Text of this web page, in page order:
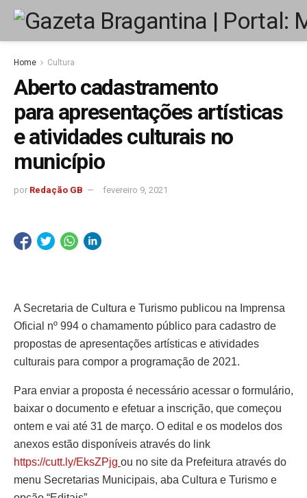
Home Cultura
Aberto cadastramento
para apresentações artísticas
e atividades culturais no
município
por Redação GB fevereiro 9, 2021
A Secretaria de Cultura e Turismo publicou na Imprensa
Oficial nº 994 o chamamento público para cadastro de
propostas de apresentações artísticas e atividades
culturais para compor a programação de 2021.
Para enviar a proposta é necessário acessar o formulário,
baixar o documento e efetuar a inscrição, que começou
ontem e vai até 31 de março. O edital e os modelos dos
anexos estão disponíveis através do link
https://cutt.ly/EksZPjg ou no site da Prefeitura através do
menu Secretarias Municipais, aba Cultura e Turismo e